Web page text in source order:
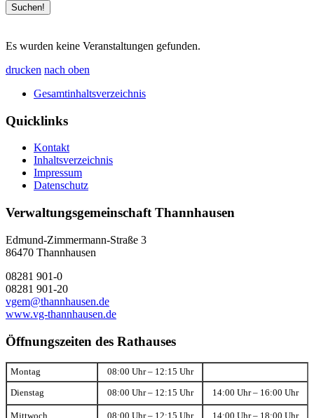
Es wurden keine Veranstaltungen gefunden.
drucken nach oben
Gesamtinhaltsverzeichnis
Quicklinks
Kontakt
Inhaltsverzeichnis
Impressum
Datenschutz
Verwaltungsgemeinschaft Thannhausen
Edmund-Zimmermann-Straße 3
86470 Thannhausen
08281 901-0
08281 901-20
vgem@thannhausen.de
www.vg-thannhausen.de
Öffnungszeiten des Rathauses
Montag 08:00 Uhr – 12:15 Uhr
Dienstag 08:00 Uhr – 12:15 Uhr 14:00 Uhr – 16:00 Uhr